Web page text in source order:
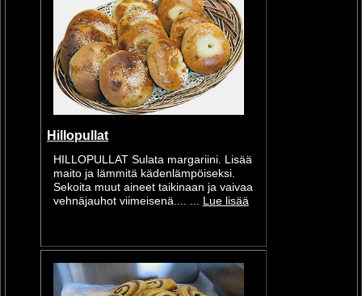
Hillopullat
HILLOPULLAT Sulata margariini. Lisää
maito ja lämmitä kädenlämpöiseksi.
Sekoita muut aineet taikinaan ja vaivaa
vehnäjauhot viimeisenä.... ...
Lue lisää